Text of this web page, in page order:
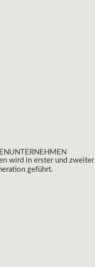
wird in erster und zweiter
geführt.